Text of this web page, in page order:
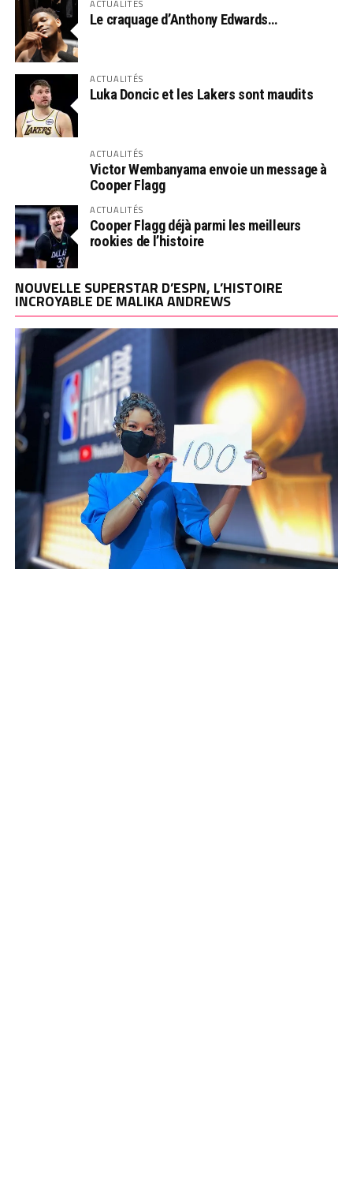
ACTUALITÉS
Le craquage d’Anthony Edwards…
ACTUALITÉS
Luka Doncic et les Lakers sont maudits
ACTUALITÉS
Victor Wembanyama envoie un message à
Cooper Flagg
ACTUALITÉS
Cooper Flagg déjà parmi les meilleurs
rookies de l’histoire
NOUVELLE SUPERSTAR D’ESPN, L’HISTOIRE
INCROYABLE DE MALIKA ANDREWS